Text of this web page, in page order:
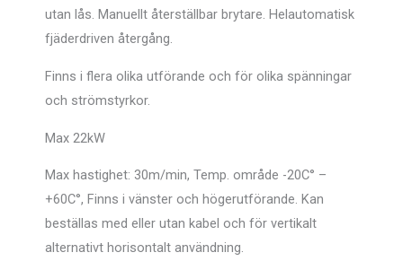
utan lås. Manuellt återställbar brytare. Helautomatisk
fjäderdriven återgång.
Finns i flera olika utförande och för olika spänningar
och strömstyrkor.
Max 22kW
Max hastighet: 30m/min, Temp. område -20C° –
+60C°, Finns i vänster och högerutförande. Kan
beställas med eller utan kabel och för vertikalt
alternativt horisontalt användning.